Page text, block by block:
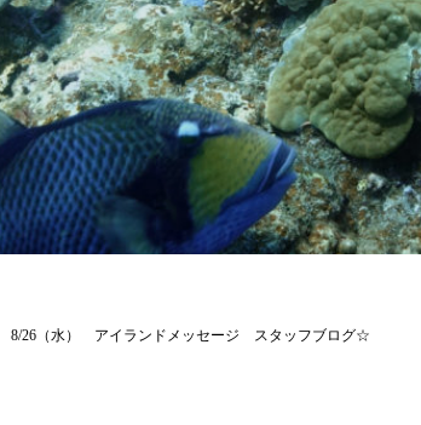
8/26（水） アイランドメッセージ スタッフブログ☆